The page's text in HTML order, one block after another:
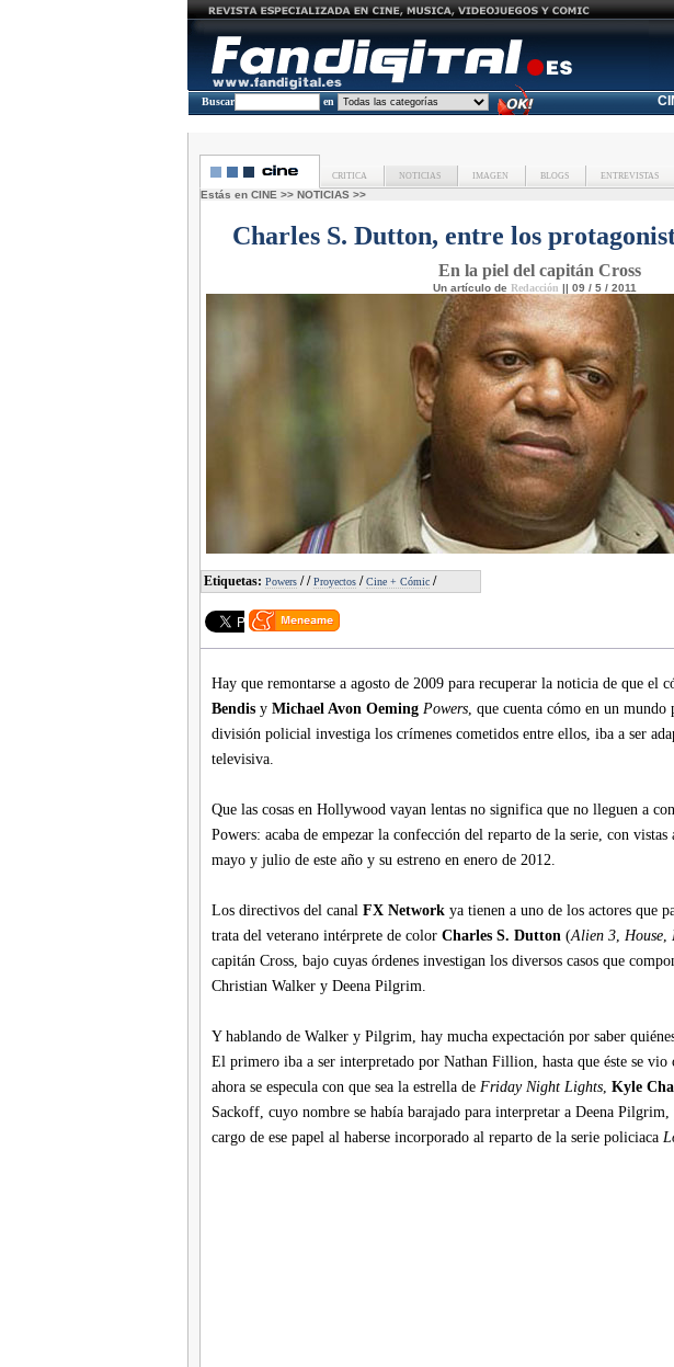
Buscar en
CRITICA NOTICIAS IMAGEN BLOGS ENTREVISTAS
Estás en CINE >> NOTICIAS >>
Charles S. Dutton, entre los
En la piel del capitán Cross
Un artículo de Redacción || 09 / 5 / 2011
Etiquetas: Powers//Proyectos/Cine + Cómic/
Hay que remontarse a agosto de 2009 para recuperar la noticia de que el
Bendisy Michael Avon Oeming Powers, que cuenta cómo en un mundo
división policial investiga los crímenes cometidos entre ellos, iba a ser
televisiva.
Que las cosas en Hollywood vayan lentas no significa que no lleguen a
Powers: acaba de empezar la confección del reparto de la serie, con
mayo y julio de este año y su estreno en enero de 2012.
Los directivos del canal FX Networkya tienen a uno de los actores que
trata del veterano intérprete de color Charles S. Dutton(Alien 3, House,
capitán Cross, bajo cuyas órdenes investigan los diversos casos que
Christian Walker y Deena Pilgrim.
Y hablando de Walker y Pilgrim, hay mucha expectación por saber
El primero iba a ser interpretado por Nathan Fillion, hasta que éste se vio
ahora se especula con que sea la estrella de Friday Night Lights, Kyle
Sackoff, cuyo nombre se había barajado para interpretar a Deena Pilgrim,
cargo de ese papel al haberse incorporado al reparto de la serie policiaca